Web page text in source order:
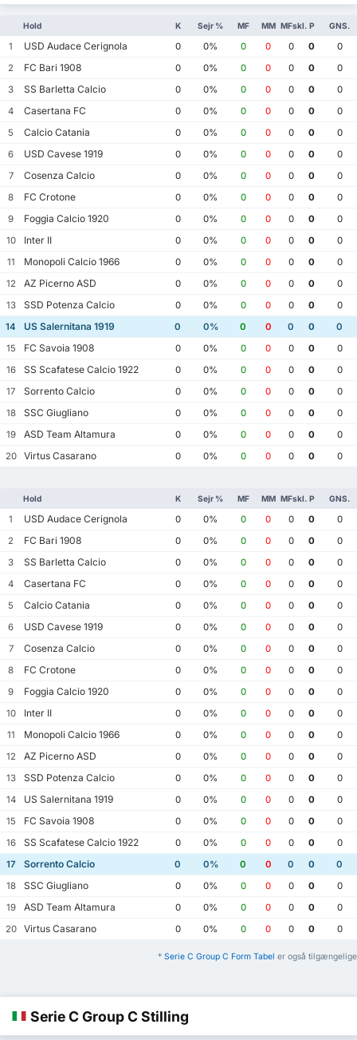
Hold K Sejr % MF MM MFskl. P GNS.
1 USD Audace Cerignola 0 0% 0 0 0 0
0
2
FC Bari 1908 0 0% 0 0 0 0
0
3
SS Barletta Calcio 0 0% 0 0 0 0
0
4
Casertana FC 0 0% 0 0 0 0
0
5
Calcio Catania 0 0% 0 0 0 0
0
6
USD Cavese 1919 0 0% 0 0 0 0
0
7
Cosenza Calcio 0 0% 0 0 0 0
0
8
FC Crotone 0 0% 0 0 0 0
0
9
Foggia Calcio 1920 0 0% 0 0 0 0
0
10
Inter II 0 0% 0 0 0 0
0
11
Monopoli Calcio 1966 0 0% 0 0 0 0
0
12
AZ Picerno ASD 0 0% 0 0 0 0
0
13
SSD Potenza Calcio 0 0% 0 0 0 0
0
14
US Salernitana 1919 0 0% 0 0 0 0
0
15
FC Savoia 1908 0 0% 0 0 0 0
0
16
SS Scafatese Calcio 1922 0 0% 0 0 0 0
0
17
Sorrento Calcio 0 0% 0 0 0 0
0
18
SSC Giugliano 0 0% 0 0 0 0
0
19
ASD Team Altamura 0 0% 0 0 0 0
0
20
Virtus Casarano 0 0% 0 0 0 0 0
Hold K Sejr % MF MM MFskl. P GNS.
1 USD Audace Cerignola 0 0% 0 0 0 0
0
2
FC Bari 1908 0 0% 0 0 0 0
0
3
SS Barletta Calcio 0 0% 0 0 0 0
0
4
Casertana FC 0 0% 0 0 0 0
0
5
Calcio Catania 0 0% 0 0 0 0
0
6
USD Cavese 1919 0 0% 0 0 0 0
0
7
Cosenza Calcio 0 0% 0 0 0 0
0
8
FC Crotone 0 0% 0 0 0 0
0
9
Foggia Calcio 1920 0 0% 0 0 0 0
0
10
Inter II 0 0% 0 0 0 0
0
11
Monopoli Calcio 1966 0 0% 0 0 0 0
0
12
AZ Picerno ASD 0 0% 0 0 0 0
0
13
SSD Potenza Calcio 0 0% 0 0 0 0
0
14
US Salernitana 1919 0 0% 0 0 0 0
0
15
FC Savoia 1908 0 0% 0 0 0 0
0
16
SS Scafatese Calcio 1922 0 0% 0 0 0 0
0
17
Sorrento Calcio 0 0% 0 0 0 0
0
18
SSC Giugliano 0 0% 0 0 0 0
0
19
ASD Team Altamura 0 0% 0 0 0 0
0
20
Virtus Casarano 0 0% 0 0 0 0 0
* Serie C Group C Form Tabel er også tilgængelige
Serie C Group C Stilling